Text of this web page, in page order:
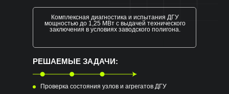
РЕШАЕМЫЕ ЗАДАЧИ:
Проверка состояния узлов и агрегатов ДГУ
Комплексная диагностика и испытания ДГУ
мощностью до 1,25 МВт с выдачей технического
заключения в условиях заводского полигона.